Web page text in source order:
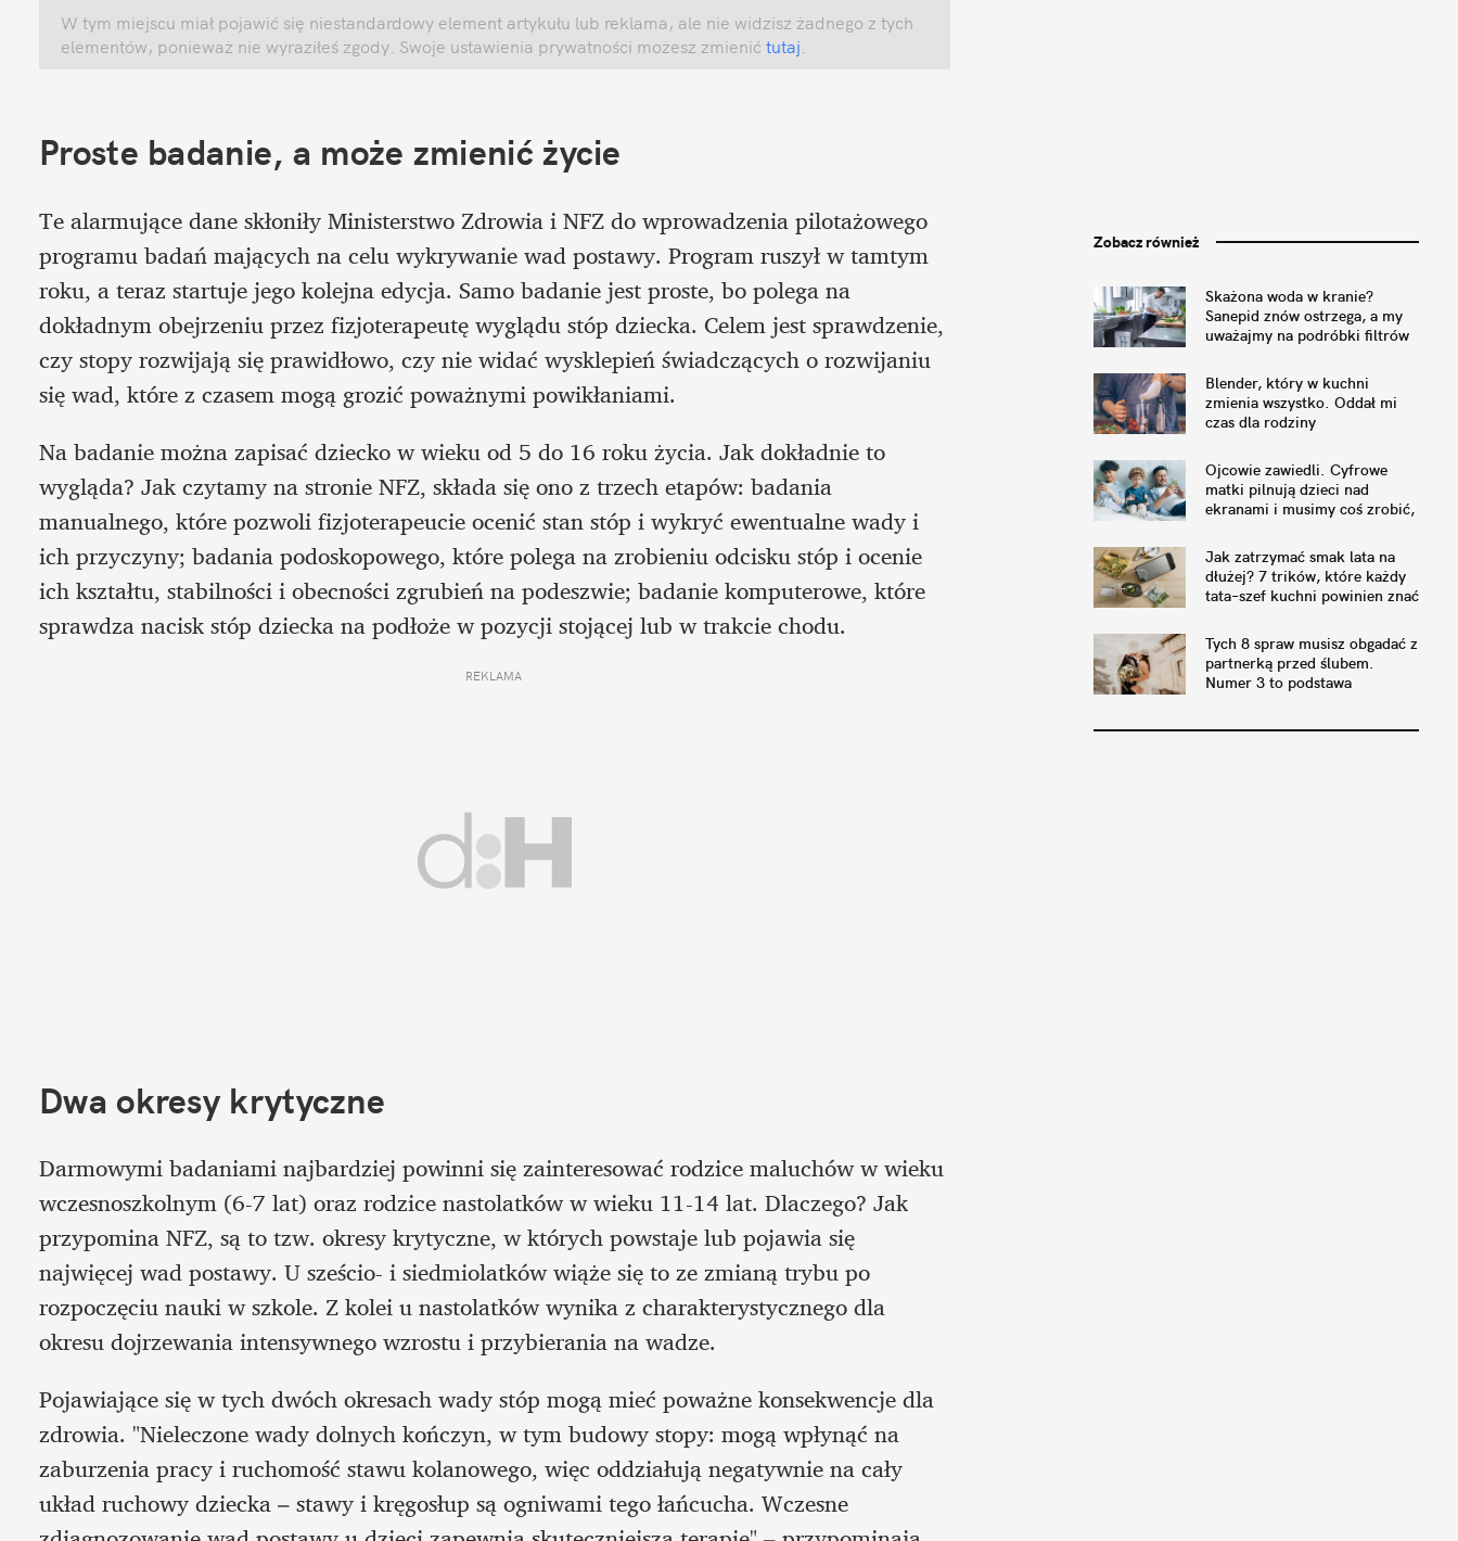
W tym miejscu miał pojawić się niestandardowy element artykułu lub reklama, ale nie widzisz żadnego z tych
elementów, ponieważ nie wyraziłeś zgody. Swoje ustawienia prywatności możesz zmienić tutaj.
Proste badanie, a może zmienić życie
Te alarmujące dane skłoniły Ministerstwo Zdrowia i NFZ do wprowadzenia pilotażowego
programu badań mających na celu wykrywanie wad postawy. Program ruszył w tamtym
roku, a teraz startuje jego kolejna edycja. Samo badanie jest proste, bo polega na
dokładnym obejrzeniu przez fizjoterapeutę wyglądu stóp dziecka. Celem jest sprawdzenie,
czy stopy rozwijają się prawidłowo, czy nie widać wysklepień świadczących o rozwijaniu
się wad, które z czasem mogą grozić poważnymi powikłaniami.
Na badanie można zapisać dziecko w wieku od 5 do 16 roku życia. Jak dokładnie to
wygląda? Jak czytamy na stronie NFZ, składa się ono z trzech etapów: badania
manualnego, które pozwoli fizjoterapeucie ocenić stan stóp i wykryć ewentualne wady i
ich przyczyny; badania podoskopowego, które polega na zrobieniu odcisku stóp i ocenie
ich kształtu, stabilności i obecności zgrubień na podeszwie; badanie komputerowe, które
sprawdza nacisk stóp dziecka na podłoże w pozycji stojącej lub w trakcie chodu.
REKLAMA
Dwa okresy krytyczne
Darmowymi badaniami najbardziej powinni się zainteresować rodzice maluchów w wieku
wczesnoszkolnym (6-7 lat) oraz rodzice nastolatków w wieku 11-14 lat. Dlaczego? Jak
przypomina NFZ, są to tzw. okresy krytyczne, w których powstaje lub pojawia się
najwięcej wad postawy. U sześcio- i siedmiolatków wiąże się to ze zmianą trybu po
rozpoczęciu nauki w szkole. Z kolei u nastolatków wynika z charakterystycznego dla
okresu dojrzewania intensywnego wzrostu i przybierania na wadze.
Pojawiające się w tych dwóch okresach wady stóp mogą mieć poważne konsekwencje dla
zdrowia. "Nieleczone wady dolnych kończyn, w tym budowy stopy: mogą wpłynąć na
zaburzenia pracy i ruchomość stawu kolanowego, więc oddziałują negatywnie na cały
układ ruchowy dziecka – stawy i kręgosłup są ogniwami tego łańcucha. Wczesne
Zobacz również
Skażona woda w kranie?
Sanepid znów ostrzega, a my
uważajmy na podróbki filtrów
Blender, który w kuchni
zmienia wszystko. Oddał mi
czas dla rodziny
Ojcowie zawiedli. Cyfrowe
matki pilnują dzieci nad
ekranami i musimy coś zrobić,
Jak zatrzymać smak lata na
dłużej? 7 trików, które każdy
tata–szef kuchni powinien znać
Tych 8 spraw musisz obgadać z
partnerką przed ślubem.
Numer 3 to podstawa